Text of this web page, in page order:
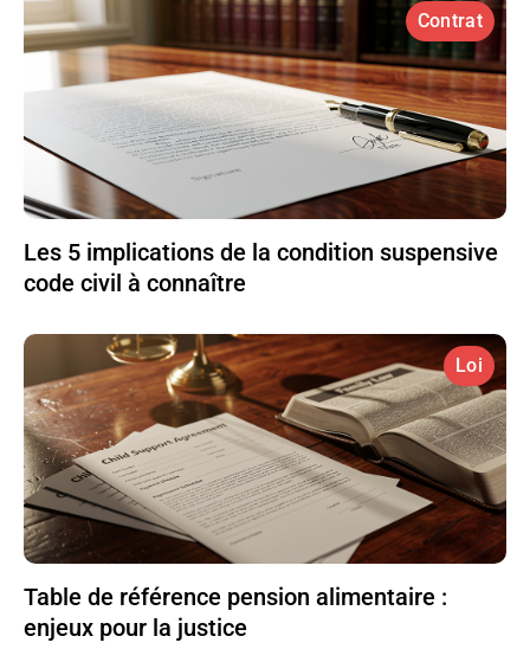
Contrat
Les 5 implications de la condition suspensive
code civil à connaître
Loi
Table de référence pension alimentaire :
enjeux pour la justice